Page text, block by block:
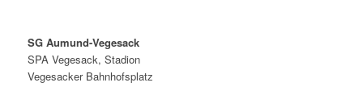
SG Aumund-Vegesack
SPA Vegesack, Stadion
Vegesacker Bahnhofsplatz